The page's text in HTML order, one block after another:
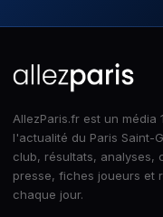
AllezParis.fr est un média
l'actualité du Paris Saint-
club, résultats, analyses,
presse, fiches joueurs et
chaque jour.